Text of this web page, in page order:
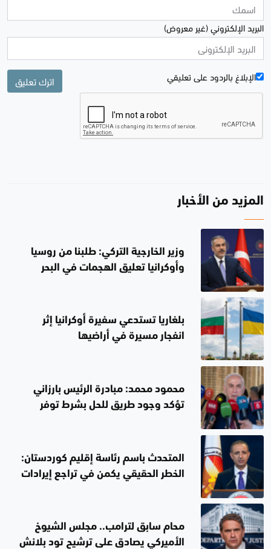
البريد الإلكتروني (غير معروض)
الإبلاغ بالردود علی تعليقي اترك تعليق
المزيد من الأخبار
وزير الخارجية التركي: طلبنا من روسيا
وأوكرانيا تعليق الهجمات في البحر
بلغاريا تستدعي سفيرة أوكرانيا إثر
انفجار مسيرة في أراضيها
محمود محمد: مبادرة الرئيس بارزاني
تؤكد وجود طريق للحل بشرط توفر
المتحدث باسم رئاسة إقليم كوردستان:
الخطر الحقيقي يكمن في تراجع إيرادات
محام سابق لترامب.. مجلس الشيوخ
الأميركي يصادق على ترشيح تود بلانش